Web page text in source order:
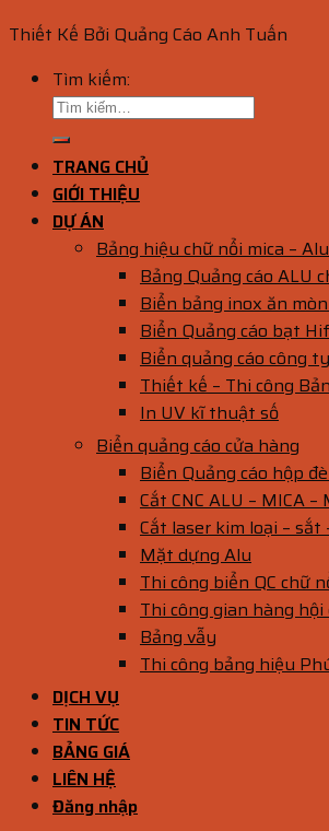
Thiết Kế Bởi Quảng Cáo Anh Tuấn
Tìm kiếm:
TRANG CHỦ
GIỚI THIỆU
DỰ ÁN
Bảng hiệu chữ nổi mica – Alu
Bảng Quảng cáo ALU
Biển bảng inox ăn
Biển Quảng cáo bạt
Biển quảng cáo công ty
Thiết kế – Thi công
In UV kĩ thuật số
Biển quảng cáo cửa hàng
Biển Quảng cáo hộp
Cắt CNC ALU – MICA –
Cắt laser kim loại – sắt
Mặt dựng Alu
Thi công biển QC chữ
Thi công gian hàng hội
Bảng vẫy
Thi công bảng hiệu
DỊCH VỤ
TIN TỨC
BẢNG GIÁ
LIÊN HỆ
Đăng nhập